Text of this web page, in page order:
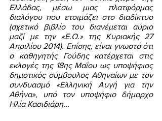
Ελλάδας, μέσω μιας πλατφόρμας
διαλόγου που ετοιμάζει στο διαδίκτυο
(σχετικό βιβλίο του διανέμεται αύριο
μαζί με την «Ε.Ω.» της Κυριακής 27
Απριλίου 2014). Επίσης, είναι γνωστό ότι
ο καθηγητής Γούδης κατέρχεται στις
εκλογές της 18ης Μαΐου ως υποψήφιος
δημοτικός σύμβουλος Αθηναίων με τον
συνδυασμό «Ελληνική Αυγή για την
Αθήνα», υπό τον υποψήφιο δήμαρχο
Ηλία Κασιδιάρη...